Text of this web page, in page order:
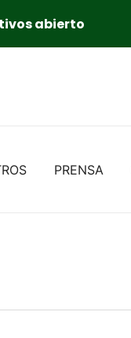
PRENSA
abierto